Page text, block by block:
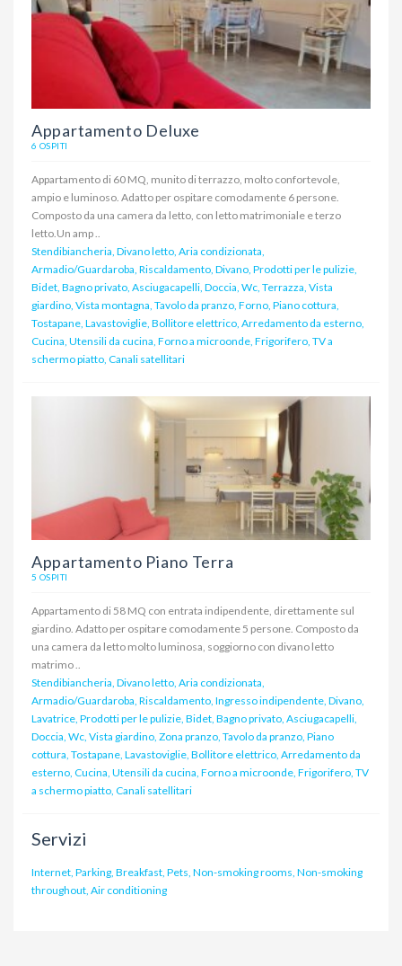
Appartamento Deluxe
6 OSPITI
Appartamento di 60 MQ, munito di terrazzo, molto confortevole,
ampio e luminoso. Adatto per ospitare comodamente 6 persone.
Composto da una camera da letto, con letto matrimoniale e terzo
letto.Un amp ..
Stendibiancheria, Divano letto, Aria condizionata,
Armadio/Guardaroba, Riscaldamento, Divano, Prodotti per le pulizie,
Bidet, Bagno privato, Asciugacapelli, Doccia, Wc, Terrazza, Vista
giardino, Vista montagna, Tavolo da pranzo, Forno, Piano cottura,
Tostapane, Lavastoviglie, Bollitore elettrico, Arredamento da esterno,
Cucina, Utensili da cucina, Forno a microonde, Frigorifero, TV a
schermo piatto, Canali satellitari
Appartamento Piano Terra
5 OSPITI
Appartamento di 58 MQ con entrata indipendente, direttamente sul
giardino. Adatto per ospitare comodamente 5 persone. Composto da
una camera da letto molto luminosa, soggiorno con divano letto
matrimo ..
Stendibiancheria, Divano letto, Aria condizionata,
Armadio/Guardaroba, Riscaldamento, Ingresso indipendente, Divano,
Lavatrice, Prodotti per le pulizie, Bidet, Bagno privato, Asciugacapelli,
Doccia, Wc, Vista giardino, Zona pranzo, Tavolo da pranzo, Piano
cottura, Tostapane, Lavastoviglie, Bollitore elettrico, Arredamento da
esterno, Cucina, Utensili da cucina, Forno a microonde, Frigorifero, TV
a schermo piatto, Canali satellitari
Servizi
Internet, Parking, Breakfast, Pets, Non-smoking rooms, Non-smoking
throughout, Air conditioning